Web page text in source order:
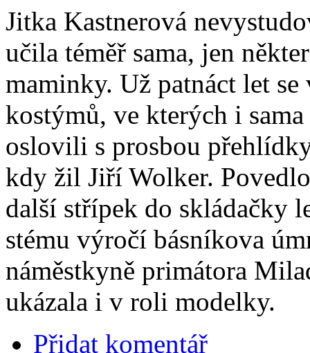
Jitka Kastnerová
učila téměř sama, jen
maminky. Už patnáct let
kostýmů, ve kterých i
oslovili s prosbou
kdy žil Jiří Wolker.
další střípek do skládačky
stému výročí básníkova
náměstkyně primátora
ukázala i v roli modelky.
Přidat komentář